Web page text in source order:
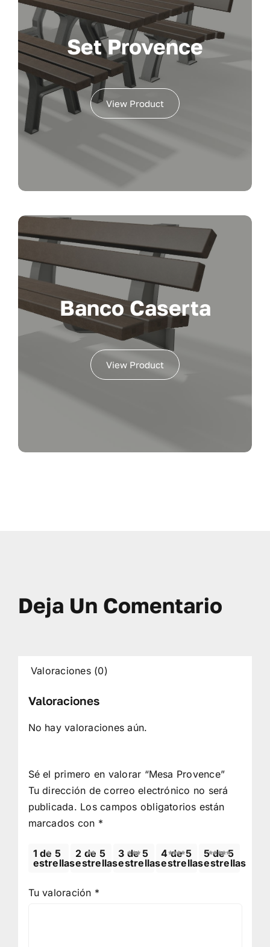
Set Provence
View Product
Banco Caserta
View Product
Deja Un Comentario
Valoraciones (0)
Valoraciones
No hay valoraciones aún.
Sé el primero en valorar “Mesa Provence”
Tu dirección de correo electrónico no será
publicada. Los campos obligatorios están
marcados con *
1 de 5
estrellas
2 de 5
estrellas
3 de 5
estrellas
4 de 5
estrellas
5 de 5
estrellas
Tu valoración *